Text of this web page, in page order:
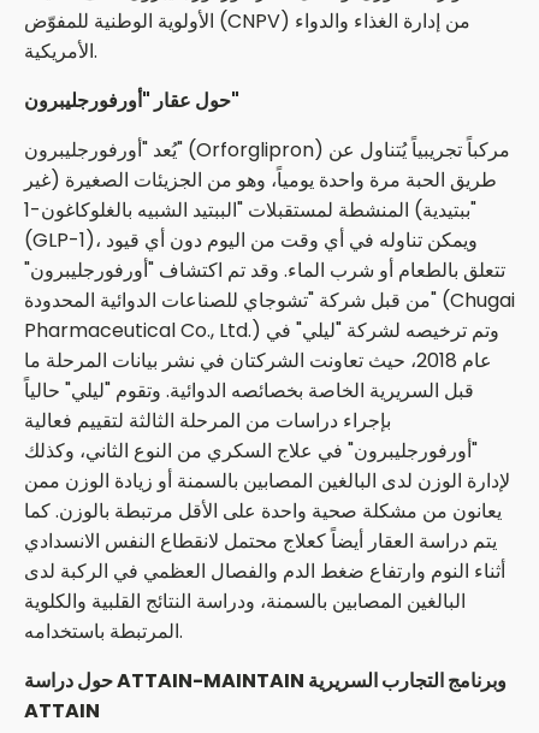
الأولوية الوطنية للمفوّض (CNPV) من إدارة الغذاء والدواء
الأمريكية.
حول عقار "أورفورجليبرون"
يُعد "أورفورجليبرون" (Orforglipron) مركباً تجريبياً يُتناول عن
طريق الحبة مرة واحدة يومياً، وهو من الجزيئات الصغيرة (غير
ببتيدية) المنشطة لمستقبلات "الببتيد الشبيه بالغلوكاغون-1"
(GLP-1)، ويمكن تناوله في أي وقت من اليوم دون أي قيود
تتعلق بالطعام أو شرب الماء. وقد تم اكتشاف "أورفورجليبرون"
من قبل شركة "تشوجاي للصناعات الدوائية المحدودة" (Chugai
Pharmaceutical Co., Ltd.) وتم ترخيصه لشركة "ليلي" في
عام 2018، حيث تعاونت الشركتان في نشر بيانات المرحلة ما
قبل السريرية الخاصة بخصائصه الدوائية. وتقوم "ليلي" حالياً
بإجراء دراسات من المرحلة الثالثة لتقييم فعالية
"أورفورجليبرون" في علاج السكري من النوع الثاني، وكذلك
لإدارة الوزن لدى البالغين المصابين بالسمنة أو زيادة الوزن ممن
يعانون من مشكلة صحية واحدة على الأقل مرتبطة بالوزن. كما
يتم دراسة العقار أيضاً كعلاج محتمل لانقطاع النفس الانسدادي
أثناء النوم وارتفاع ضغط الدم والفصال العظمي في الركبة لدى
البالغين المصابين بالسمنة، ودراسة النتائج القلبية والكلوية
المرتبطة باستخدامه.
ATTAIN-MAINTAIN وبرنامج التجارب السريرية
ATTAIN